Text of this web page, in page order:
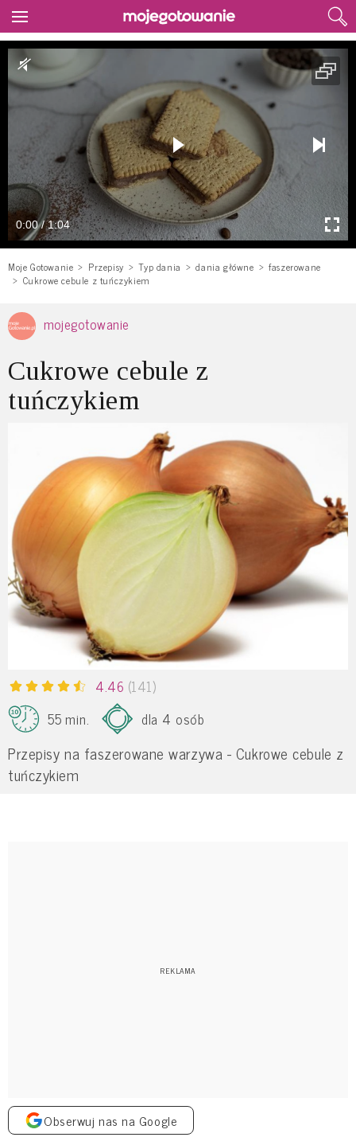
0:00 / 1:04
Moje Gotowanie Przepisy Typ dania dania główne
faszerowane
Cukrowe cebule z tuńczykiem
mojegotowanie
Cukrowe cebule z
tuńczykiem
4.46 (141)
55 min.
dla 4 osób
Przepisy na faszerowane warzywa - Cukrowe cebule z
tuńczykiem
Obserwuj nas na Google